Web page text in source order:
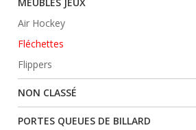
Air Hockey
Fléchettes
Flippers
NON CLASSÉ
PORTES QUEUES DE BILLARD